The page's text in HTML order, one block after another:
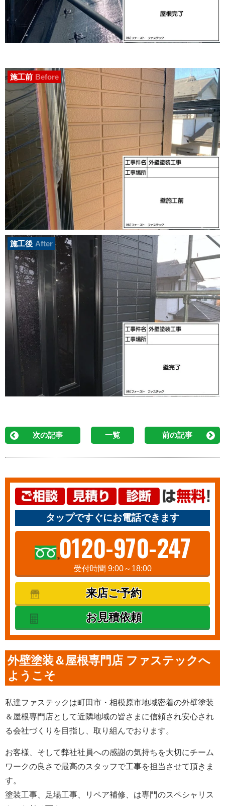
施工前 Before
施工後 After
次の記事 一覧 前の記事
タップですぐにお電話できます
0120-970-247
受付時間 9:00～18:00
来店ご予約
お見積依頼
外壁塗装＆屋根専門店 ファステックへ
ようこそ
私達ファステックは町田市・相模原市地域密着の外壁塗装
＆屋根専門店として近隣地域の皆さまに信頼され安心され
る会社づくりを目指し、取り組んでおります。
お客様、そして弊社社員への感謝の気持ちを大切にチーム
ワークの良さで最高のスタッフで工事を担当させて頂きま
す。
塗装工事、足場工事、リペア補修、は専門のスペシャリス